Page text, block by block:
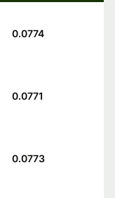
0.0774
0.0771
0.0773